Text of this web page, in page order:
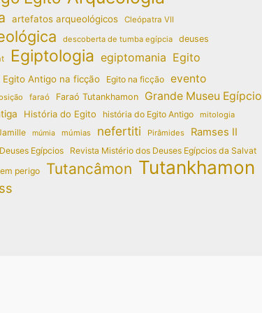
artefatos arqueológicos Cleópatra VII
descoberta de tumba egípcia deuses
Egiptologia egiptomania Egito
Egito Antigo na ficção Egito na ficção evento
faraó Faraó Tutankhamon Grande Museu Egípcio
História do Egito história do Egito Antigo mitologia
múmia múmias nefertiti Pirâmides Ramses II
Egípcios
Revista Mistério dos Deuses Egípcios da Salvat
perigo Tutancâmon Tutankhamon